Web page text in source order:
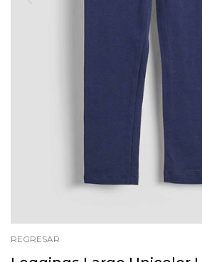
REGRESAR